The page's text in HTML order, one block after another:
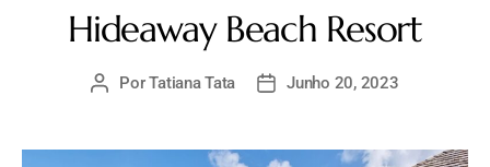
Hideaway Beach Resort
PorTatiana Tata Junho 20, 2023